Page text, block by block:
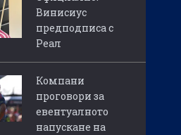
Винисиус
предподписа с
Реал
Компани
проговори за
евентуалното
напускане на